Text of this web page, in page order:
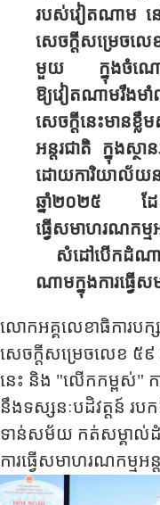
របស់វៀតណាម​ ន
សេចក្តី​សម្រេចល
មួយ ក្នុងចំណោ
ឱ្យវៀតណាមរឹង
សេចក្តីនេះមា
អន្តរជាតិ ក្នុងស្ថ
ដោយការិយាល័យន
ឆ្នាំ២០២៥
ដ
ធ្វើសមាហរណកម្
សំដៅបើកដំណា
ណាមក្នុងការធ្វើ
លោកអគ្គលេខាធិការប
សេចក្តីសម្រេចលេខ ៥៩
នេះ និង "លើកកម្ពស់" ក
នឹងទស្សនៈបដិវត្តន៍ រប
ទាន់សម័យ កត់សម្គាល់ដំ
ការធ្វើសមាហរណកម្មអ